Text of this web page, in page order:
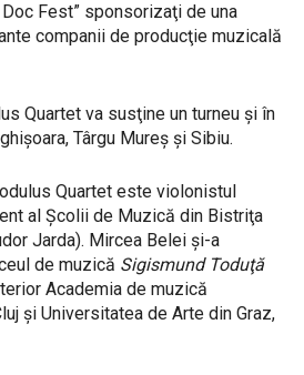
Fest” sponsorizaţi de una
companii de producţie muzicală
Quartet va susţine un turneu şi în
Târgu Mureş şi Sibiu.
Quartet este violonistul
al Şcolii de Muzică din Bistriţa
Jarda). Mircea Belei şi-a
de muzică Sigismund Toduţă
Academia de muzică
şi Universitatea de Arte din Graz,